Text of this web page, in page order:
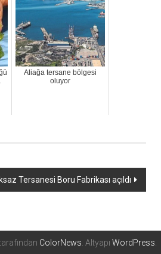
Aliağa tersane bölgesi
oluyor
Tersanesi Boru Fabrikası açıldı
ColorNews. Altyapı WordPress.